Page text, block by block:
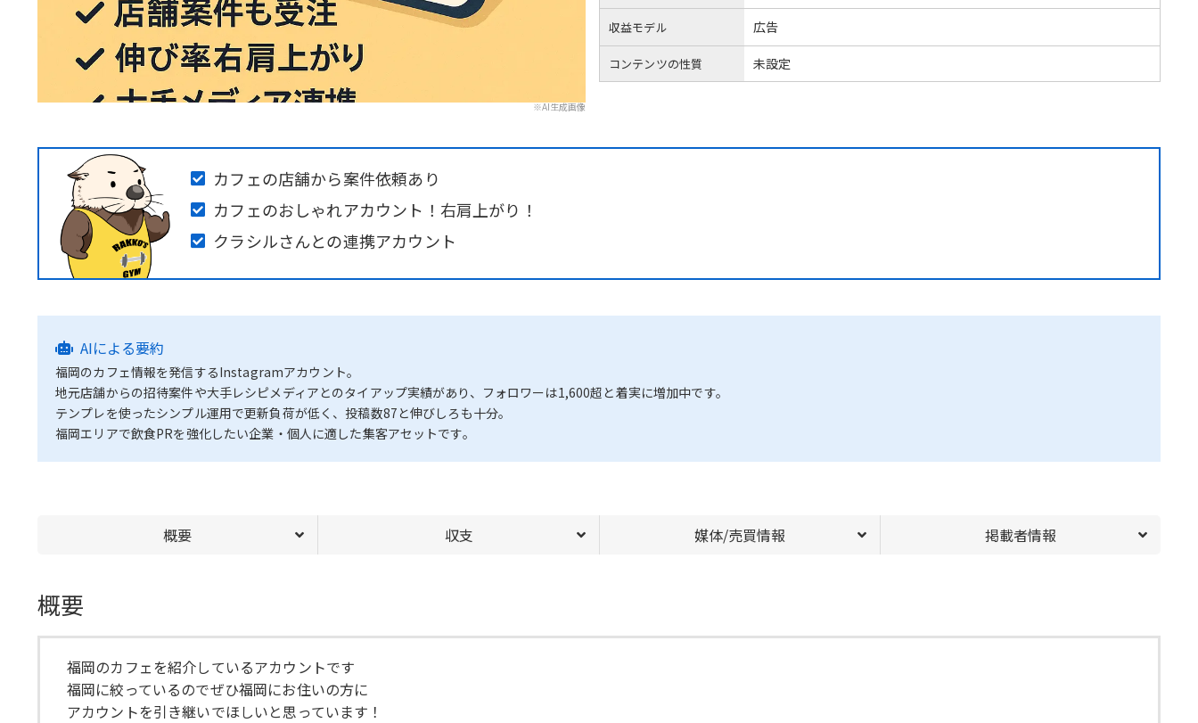
※AI生成画像
収益モデル 広告
コンテンツの性質 未設定
カフェの店舗から案件依頼あり
カフェのおしゃれアカウント！右肩上がり！
クラシルさんとの連携アカウント
AIによる要約
福岡のカフェ情報を発信するInstagramアカウント。
地元店舗からの招待案件や大手レシピメディアとのタイアップ実績があり、フォロワーは1,600超と着実に増加中です。
テンプレを使ったシンプル運用で更新負荷が低く、投稿数87と伸びしろも十分。
福岡エリアで飲食PRを強化したい企業・個人に適した集客アセットです。
概要 収支 媒体/売買情報 掲載者情報
概要
福岡のカフェを紹介しているアカウントです
福岡に絞っているのでぜひ福岡にお住いの方に
アカウントを引き継いでほしいと思っています！